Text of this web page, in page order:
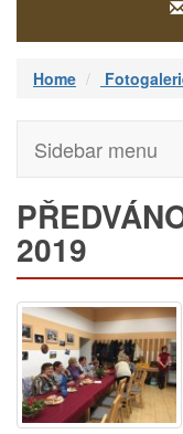
Home
Sidebar menu
2019